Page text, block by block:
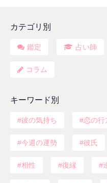
カテゴリ別
鑑定 占い師
コラム
キーワード別
彼の気持ち 恋の行
今週の運勢 彼氏
相性 復縁